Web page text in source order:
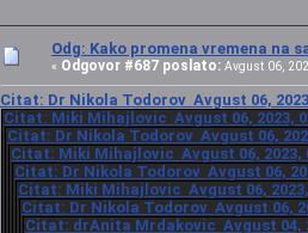
Odg: Kako promena vremena na
« Odgovor #687 poslato: Avgust 06,
Citat: Dr Nikola Todorov Avgust 06,
Citat: Miki Mihajlovic Avgust 06, 2023,
Citat: Dr Nikola Todorov Avgust 06,
Citat: Miki Mihajlovic Avgust 06, 2023,
Citat: Dr Nikola Todorov Avgust 06,
Citat: Miki Mihajlovic Avgust 06, 2023,
Citat: Dr Nikola Todorov Avgust 06,
Citat: drAnita Mrdakovic Avgust 04,